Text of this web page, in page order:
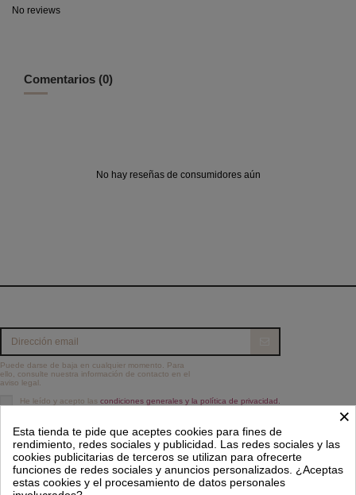
No reviews
Comentarios (0)
No hay reseñas de consumidores aún
Puede darse de baja en cualquier momento. Para
ello, consulte nuestra información de contacto en el
aviso legal.
He leído y acepto las condiciones generales y la política de privacidad.
Contacto
×
Esta tienda te pide que aceptes cookies para fines de
rendimiento, redes sociales y publicidad. Las redes sociales y las
cookies publicitarias de terceros se utilizan para ofrecerte
funciones de redes sociales y anuncios personalizados. ¿Aceptas
estas cookies y el procesamiento de datos personales